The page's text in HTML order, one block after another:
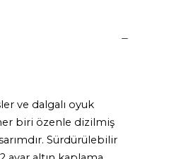
ve dalgalı oyuk
biri özenle dizilmiş
Sürdürülebilir